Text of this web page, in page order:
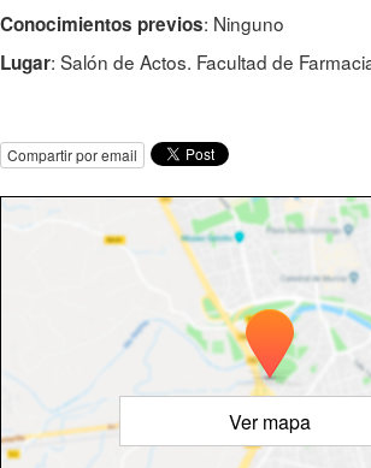
Conocimientos previos: Ninguno
Lugar: Salón de Actos. Facultad de
Compartir por email
Ver mapa